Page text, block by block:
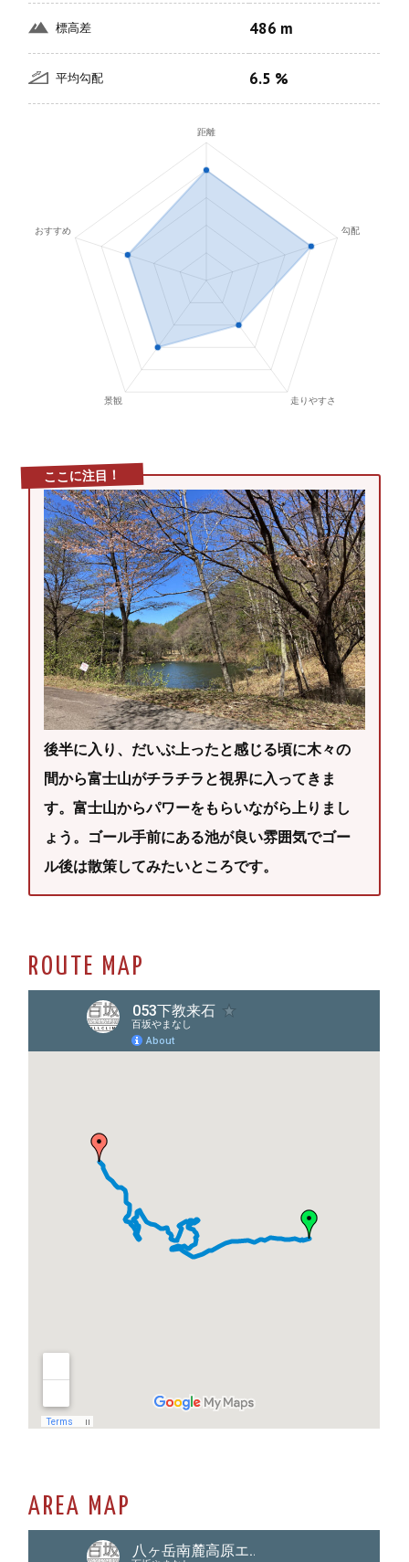
標高差 486 m
平均勾配 6.5 %
ここに注目！
後半に入り、だいぶ上ったと感じる頃に木々の
間から富士山がチラチラと視界に入ってきま
す。富士山からパワーをもらいながら上りまし
ょう。ゴール手前にある池が良い雰囲気でゴー
ル後は散策してみたいところです。
ROUTE MAP
AREA MAP